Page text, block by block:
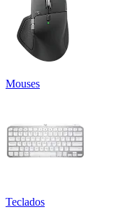
Mouses
Teclados